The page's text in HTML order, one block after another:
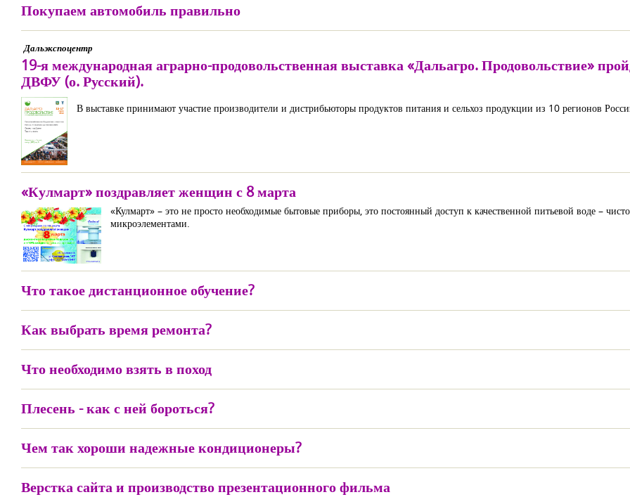
Покупаем автомобиль правильно
Дальэкспоцентр
19-я международная аграрно-продовольственная выставка «Дальагро. Продовольствие»
ДВФУ (о. Русский).
В выставке принимают участие производители и дистрибьюторы продуктов питания и сельхоз продукции из 10 регионов
«Кулмарт» поздравляет женщин с 8 марта
«Кулмарт» – это не просто необходимые бытовые приборы, это постоянный доступ к качественной питьевой воде –
микроэлементами.
Что такое дистанционное обучение?
Как выбрать время ремонта?
Что необходимо взять в поход
Плесень - как с ней бороться?
Чем так хороши надежные кондиционеры?
Верстка сайта и производство презентационного фильма